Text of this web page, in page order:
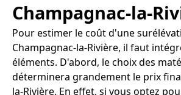
Champagnac-la-
Pour estimer le coût d'une
Champagnac-la-Rivière, il faut
éléments. D'abord, le choix des
déterminera grandement le prix
la-Rivière. En effet, si vous optez